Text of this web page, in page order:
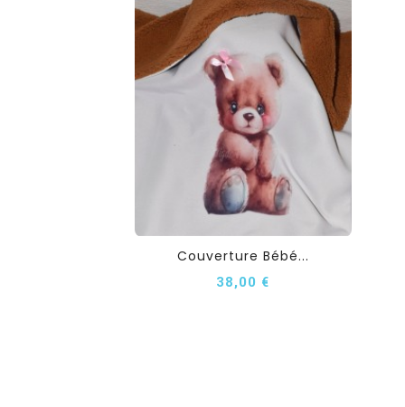
Couverture Bébé...
38,00 €